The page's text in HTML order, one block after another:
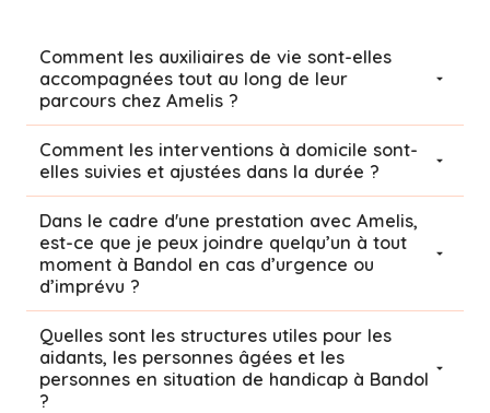
Comment les auxiliaires de vie sont-elles
accompagnées tout au long de leur
parcours chez Amelis ?
Comment les interventions à domicile sont-
elles suivies et ajustées dans la durée ?
Dans le cadre d'une prestation avec Amelis,
est-ce que je peux joindre quelqu’un à tout
moment à Bandol en cas d’urgence ou
d’imprévu ?
Quelles sont les structures utiles pour les
aidants, les personnes âgées et les
personnes en situation de handicap à Bandol
?